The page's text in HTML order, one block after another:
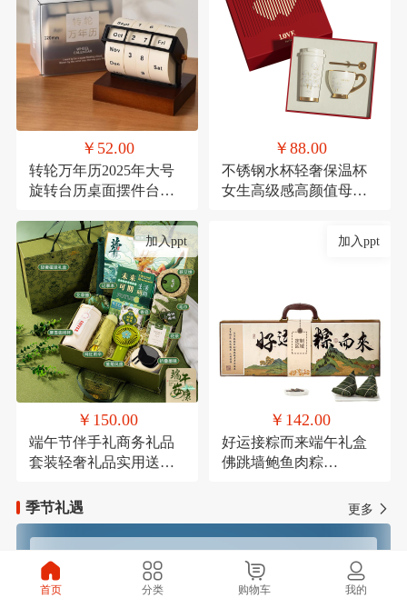
首页 分类 购物车 我的
￥52.00
转轮万年历2025年大号
旋转台历桌面摆件台历
￥88.00
不锈钢水杯轻奢保温杯
女生高级感高颜值母亲
加入ppt
￥150.00
端午节伴手礼商务礼品
套装轻奢礼品实用送客
品定制logo
加入ppt
￥142.00
好运接粽而来端午礼盒
佛跳墙鲍鱼肉粽
腿肉粽120g*1，鲜肉粽
120g*1，高汤蛋黄鲜肉
粽120g*1，玫瑰豆沙粽
120g*1，芋泥紫薯粽
120g*1，咸鸭蛋
季节礼遇 更多
春季焕新 夏季清凉